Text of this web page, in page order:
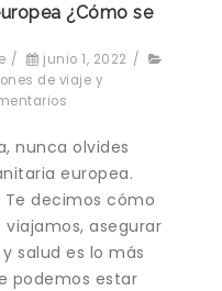
¿Cómo se
/ junio 1, 2022 /
de viaje y
nunca olvides
europea.
Te decimos cómo
asegurar
salud es lo más
podemos estar